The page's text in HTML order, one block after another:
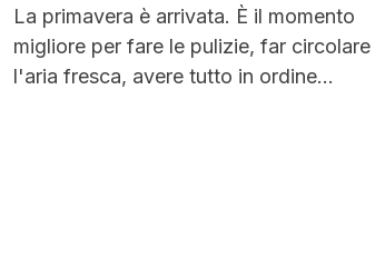
La primavera è arrivata. È il momento
migliore per fare le pulizie, far circolare
l'aria fresca, avere tutto in ordine...